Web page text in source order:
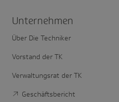
Unter­nehmen
Über Die Techniker
Vorstand der TK
Verwaltungsrat der TK
Geschäftsbericht